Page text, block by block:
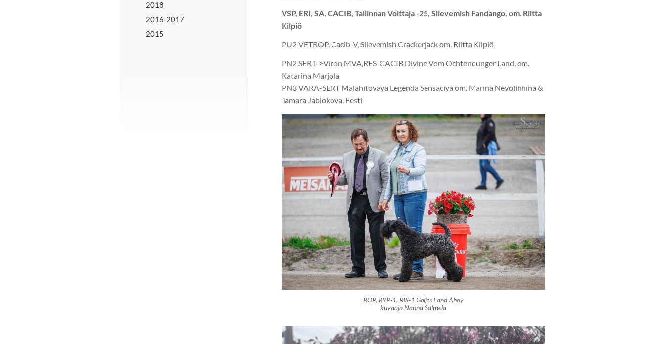
2018
2016-2017
2015
VSP, ERI, SA, CACIB, Tallinnan Voittaja -25, Slievemish Fandango, om. Riitta
Kilpiö
PU2 VETROP, Cacib-V, Slievemish Crackerjack om. Riitta Kilpiö
PN2 SERT->Viron MVA,RES-CACIB Divine Vom Ochtendunger Land, om.
Katarina Marjola
PN3 VARA-SERT Malahitovaya Legenda Sensaciya om. Marina Nevolihhina &
Tamara Jablokova, Eesti
ROP, RYP-1, BIS-1 Geijes Land Ahoy
kuvaaja Nanna Salmela